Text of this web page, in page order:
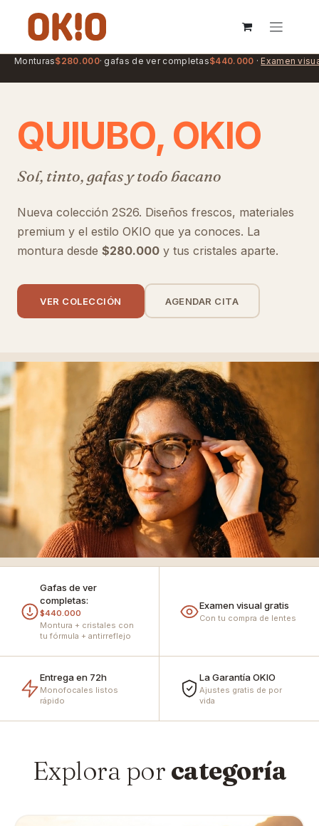
Showroom enChapinero, Bogotá·Cómo llegar →
QUIUBO, OKIO
Sol, tinto, gafas y todo bacano
Nueva colección 2S26. Diseños frescos, materiales
premium y el estilo OKIO que ya conoces. La
montura desde $280.000 y tus cristales aparte.
VER COLECCIÓN AGENDAR CITA
Gafas de ver
completas:
$440.000
Montura + cristales con
tu fórmula + antirreflejo
Examen visual gratis
Con tu compra de lentes
Entrega en 72h
Monofocales listos
rápido
La Garantía OKIO
Ajustes gratis de por
vida
Explora por categoría